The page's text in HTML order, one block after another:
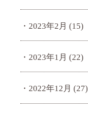
2023年2月 (15)
2023年1月 (22)
2022年12月 (27)